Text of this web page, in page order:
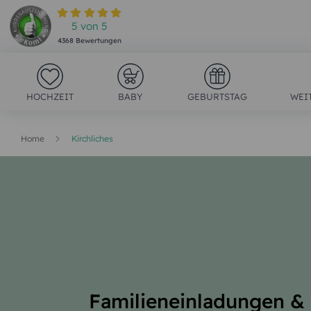
5 von 5
4368Bewertungen
HOCHZEIT BABY GEBURTSTAG